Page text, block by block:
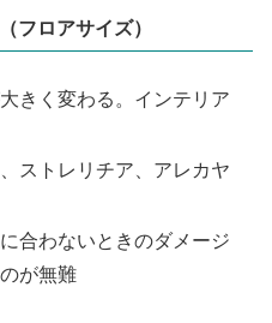
フロアサイズ）
きく変わる。インテリア
ストレリチア、アレカヤ
合わないときのダメージ
が無難